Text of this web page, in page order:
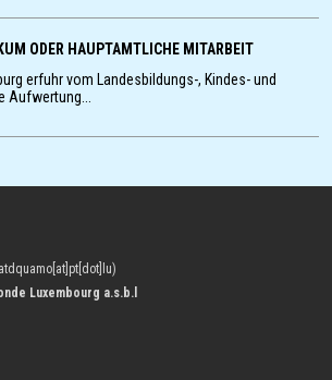
ODER HAUPTAMTLICHE MITARBEIT
erfuhr vom Landesbildungs-, Kindes- und
Luxembourg a.s.b.l